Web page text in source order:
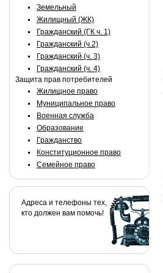
Земельный
Жилищный (ЖК)
Гражданский (ГК ч. 1)
Гражданский (ч.2)
Гражданский (ч. 3)
Гражданский (ч. 4)
Защита прав потребителей
Жилищное право
Муниципальное право
Военная служба
Образование
Гражданство
Конституционное право
Семейное право
Адреса и телефоны тех,
кто должен вам помочь!